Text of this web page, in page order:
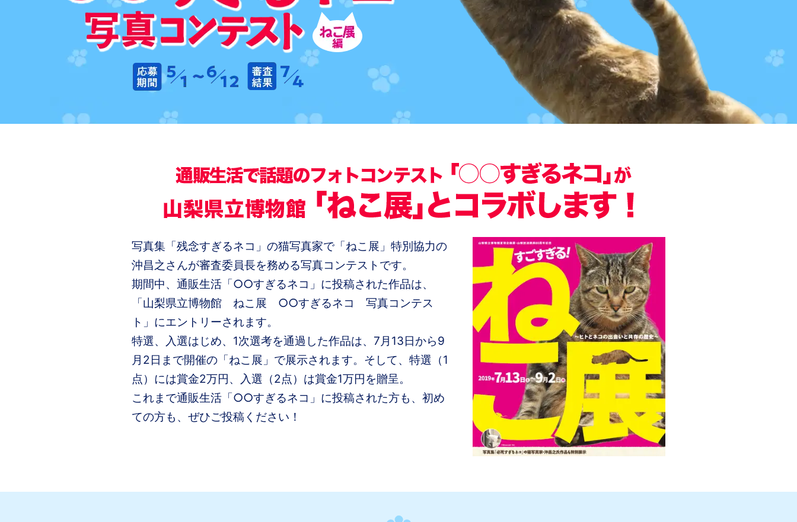
写真集「残念すぎるネコ」の猫写真家で「ねこ展」特別協力の
沖昌之さんが審査委員長を務める写真コンテストです。
期間中、通販生活「○○すぎるネコ」に投稿された作品は、
「山梨県立博物館 ねこ展 ○○すぎるネコ 写真コンテス
ト」にエントリーされます。
特選、入選はじめ、1次選考を通過した作品は、7月13日から9
月2日まで開催の「ねこ展」で展示されます。そして、特選（1
点）には賞金2万円、入選（2点）は賞金1万円を贈呈。
これまで通販生活「○○すぎるネコ」に投稿された方も、初め
ての方も、ぜひご投稿ください！